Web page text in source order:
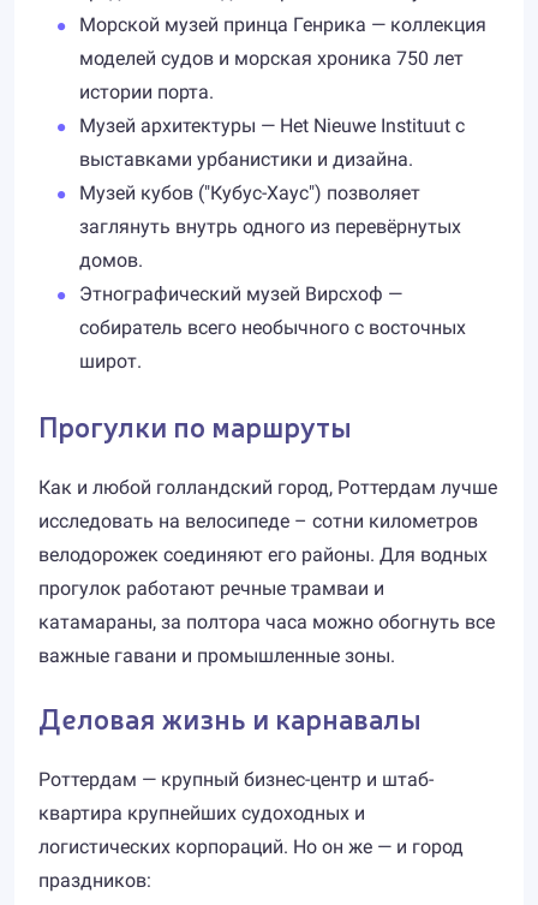
Морской музей принца Генрика — коллекция
моделей судов и морская хроника 750 лет
истории порта.
Музей архитектуры — Het Nieuwe Instituut с
выставками урбанистики и дизайна.
Музей кубов ("Кубус-Хаус") позволяет
заглянуть внутрь одного из перевёрнутых
домов.
Этнографический музей Вирсхоф —
собиратель всего необычного с восточных
широт.
Прогулки по маршруты
Как и любой голландский город, Роттердам лучше
исследовать на велосипеде – сотни километров
велодорожек соединяют его районы. Для водных
прогулок работают речные трамваи и
катамараны, за полтора часа можно обогнуть все
важные гавани и промышленные зоны.
Деловая жизнь и карнавалы
Роттердам — крупный бизнес-центр и штаб-
квартира крупнейших судоходных и
логистических корпораций. Но он же — и город
праздников: